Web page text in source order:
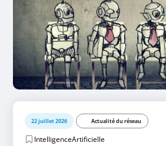
22 juillet 2026 Actualité du réseau
IntelligenceArtificielle